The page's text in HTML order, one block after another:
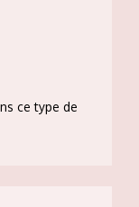
ce type de